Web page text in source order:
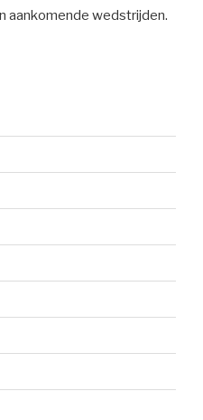
aankomende wedstrijden.